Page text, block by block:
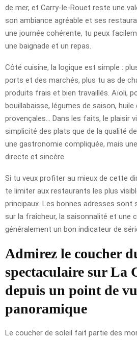
de mer, et Carry-le-Rouet reste une
son ambiance agréable et ses
une journée cohérente, tu peux
une baignade et un repas.
Côté cuisine, la logique est simple :
ports et des marchés, plus tu as de
produits frais et bien travaillés. Aïoli,
bouillabaisse, légumes de saison, huile
provençales… Dans les faits, le plaisir
simplicité des plats que de la qualité
une gastronomie compliquée, mais
directe et sincère.
Si tu veux profiter au mieux de cette
te limiter aux restaurants les plus
principaux. Les bonnes adresses sont
sur la fraîcheur, la saisonnalité et une
généralement un bon indicateur de
Admirez le coucher
spectaculaire sur La
depuis un point de
panoramique
Le coucher de soleil fait partie des